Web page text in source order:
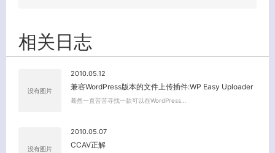
相关日志
没有图片
2010.05.12
兼容WordPress版本的文件上传插件:WP Easy Uploader
蓦然一直苦苦寻找一款可以在WordPress…
没有图片
2010.05.07
CCAV正解